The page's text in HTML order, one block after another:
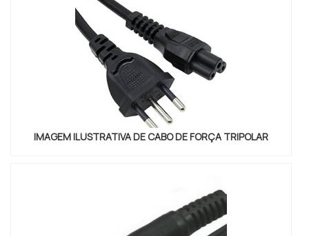
IMAGEM ILUSTRATIVA DE CABO DE FORÇA TRIPOLAR